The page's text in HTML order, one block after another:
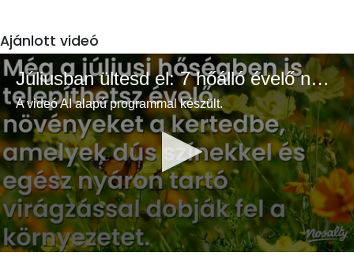
Ajánlott videó
Júliusban ültesd el: 7 hőálló évelő növény a színes és buja kertért
A videó AI alapú programmal készült.